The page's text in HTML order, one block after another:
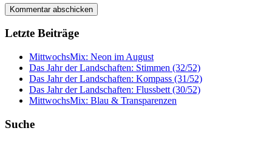
Letzte Beiträge
MittwochsMix: Neon im August
Das Jahr der Landschaften: Stimmen (32/52)
Das Jahr der Landschaften: Kompass (31/52)
Das Jahr der Landschaften: Flussbett (30/52)
MittwochsMix: Blau & Transparenzen
Suche